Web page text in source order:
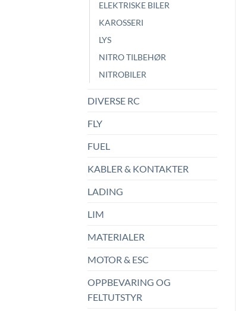
ELEKTRISKE BILER
KAROSSERI
LYS
NITRO TILBEHØR
NITROBILER
DIVERSE RC
FLY
FUEL
KABLER & KONTAKTER
LADING
LIM
MATERIALER
MOTOR & ESC
OPPBEVARING OG
FELTUTSTYR